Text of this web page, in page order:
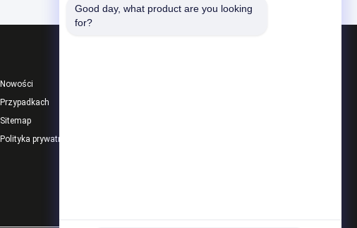
Nowości
Przypadkach
Sitemap
Polityka prywatności
Good day, what product are you looking
for?